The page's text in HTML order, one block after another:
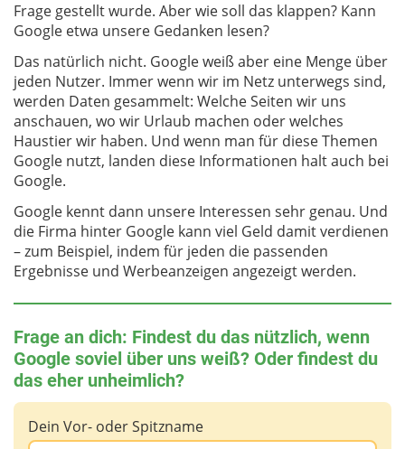
Frage gestellt wurde. Aber wie soll das klappen? Kann
Google etwa unsere Gedanken lesen?
Das natürlich nicht. Google weiß aber eine Menge über
jeden Nutzer. Immer wenn wir im Netz unterwegs sind,
werden Daten gesammelt: Welche Seiten wir uns
anschauen, wo wir Urlaub machen oder welches
Haustier wir haben. Und wenn man für diese Themen
Google nutzt, landen diese Informationen halt auch bei
Google.
Google kennt dann unsere Interessen sehr genau. Und
die Firma hinter Google kann viel Geld damit verdienen
– zum Beispiel, indem für jeden die passenden
Ergebnisse und Werbeanzeigen angezeigt werden.
Frage an dich: Findest du das nützlich, wenn
Google soviel über uns weiß? Oder findest du
das eher unheimlich?
Dein Vor- oder Spitzname